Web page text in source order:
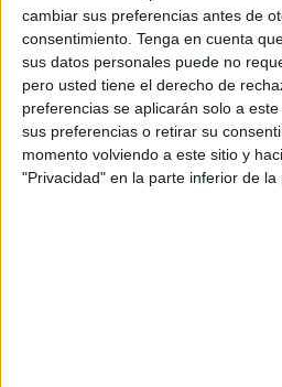
cambiar sus preferencias antes de
consentimiento. Tenga en cuenta
sus datos personales puede no
pero usted tiene el derecho de
preferencias se aplicarán solo a
sus preferencias o retirar su
momento volviendo a este sitio y
"Privacidad" en la parte inferior de la
los equipos más laureados
colección de siete piezas.
de colores monocromática
Madrid y de Y-3, la
elegante selección de
elaborada en la confluencia
ropa deportiva e incluye un
un polo de manga larga,